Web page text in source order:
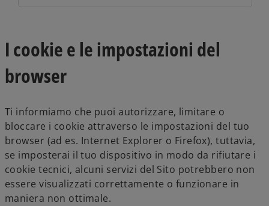
I cookie e le impostazioni del
browser
Ti informiamo che puoi autorizzare, limitare o
bloccare i cookie attraverso le impostazioni del tuo
browser (ad es. Internet Explorer o Firefox), tuttavia,
se imposterai il tuo dispositivo in modo da rifiutare i
cookie tecnici, alcuni servizi del Sito potrebbero non
essere visualizzati correttamente o funzionare in
maniera non ottimale.